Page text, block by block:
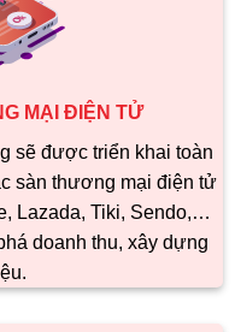
MẠI ĐIỆN TỬ
sẽ được triển khai toàn
sàn thương mại điện tử
Lazada, Tiki, Sendo,…
doanh thu, xây dựng